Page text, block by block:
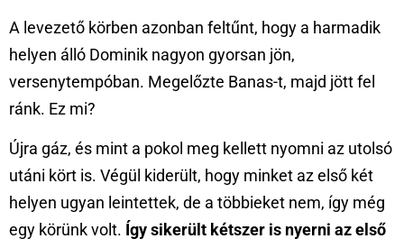
A levezető körben azonban feltűnt, hogy a harmadik
helyen álló Dominik nagyon gyorsan jön,
versenytempóban. Megelőzte Banas-t, majd jött fel
ránk. Ez mi?
Újra gáz, és mint a pokol meg kellett nyomni az utolsó
utáni kört is. Végül kiderült, hogy minket az első két
helyen ugyan leintettek, de a többieket nem, így még
egy körünk volt. Így sikerült kétszer is nyerni az első